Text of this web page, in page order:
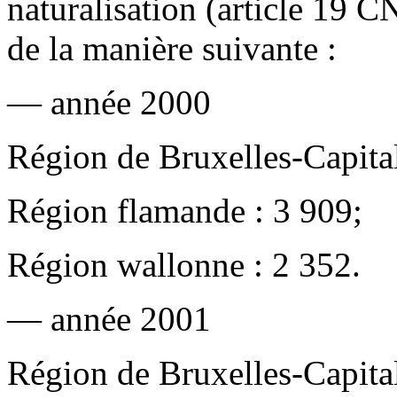
naturalisation (article 19
de la manière suivante :
— année 2000
Région de Bruxelles-
Région flamande : 3 909;
Région wallonne : 2 352.
— année 2001
Région de Bruxelles-